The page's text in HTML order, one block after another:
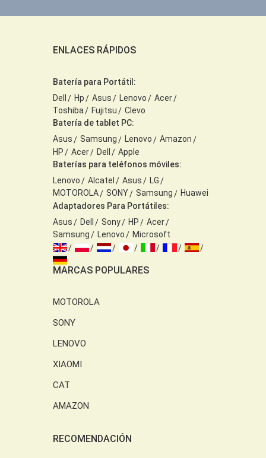
ENLACES RÁPIDOS
Batería para Portátil:
Dell
Hp Asus Lenovo
Acer
Toshiba
Fujitsu
Clevo
Batería de tablet PC:
Asus
Samsung Lenovo
Amazon
HP
Acer Dell
Apple
Baterías para teléfonos móviles:
Lenovo
Alcatel Asus
LG
MOTOROLA
SONY Samsung
Huawei
Adaptadores Para Portátiles:
Asus
Dell Sony HP
Acer
Samsung
Lenovo Microsoft
MARCAS POPULARES
MOTOROLA
SONY
LENOVO
XIAOMI
CAT
AMAZON
RECOMENDACIÓN